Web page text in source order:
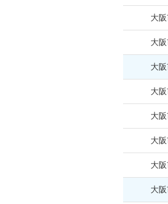
大
大
大
大
大
大
大
大